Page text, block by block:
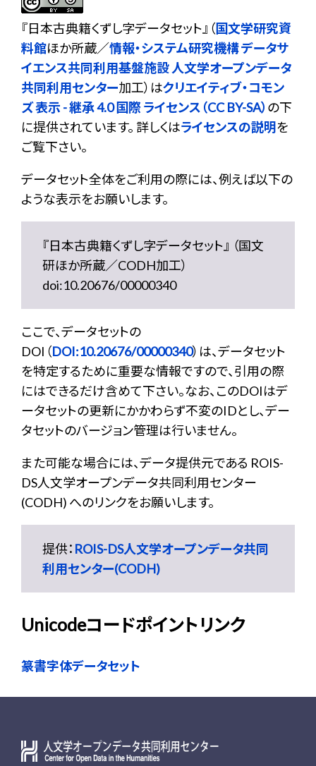
『日本古典籍くずし字データセット 』（国文学研究資
料館ほか所蔵／情報・システム研究機構 データサ
イエンス共同利用基盤施設 人文学オープンデータ
共同利用センター加工）はクリエイティブ・コモン
ズ 表示 - 継承 4.0 国際 ライセンス（CC BY-SA） の下
に提供されています。 詳しくはライセンスの説明を
ご覧下さい。
データセット全体をご利用の際には、例えば以下の
ような表示をお願いします。
『日本古典籍くずし字データセット』 （国文
研ほか所蔵／CODH加工）
doi:10.20676/00000340
ここで、データセットの
DOI（DOI:10.20676/00000340）は、データセット
を特定するために重要な情報ですので、引用の際
にはできるだけ含めて下さい。なお、このDOIはデ
ータセットの更新にかかわらず不変のIDとし、デー
タセットのバージョン管理は行いません。
また可能な場合には、データ提供元である ROIS-
DS人文学オープンデータ共同利用センター
(CODH) へのリンクをお願いします。
提供： ROIS-DS人文学オープンデータ共同
利用センター(CODH)
Unicodeコードポイントリンク
篆書字体データセット